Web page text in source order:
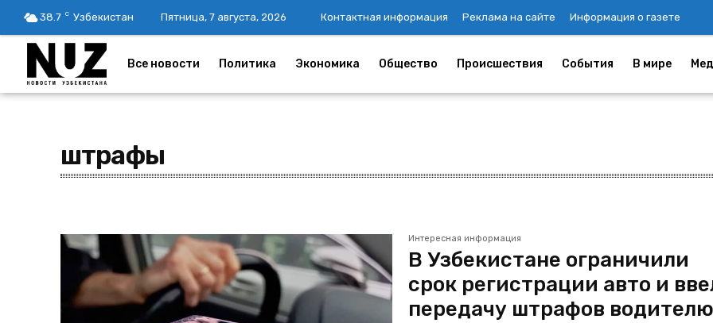
38.7 C Узбекистан Пятница, 7 августа, 2026 Контактная информация Реклама на сайте Информация о газете
Все новости Политика Экономика Общество Происшествия События В мире
штрафы
Интересная информация
В Узбекистане ограничили
срок регистрации авто и
передачу штрафов водителю